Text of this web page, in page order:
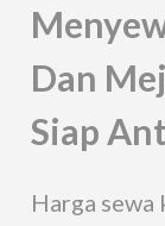
Dan
Siap
Harga sewa